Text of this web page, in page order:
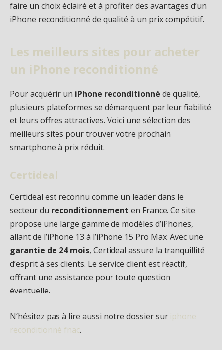
faire un choix éclairé et à profiter des avantages d’un
iPhone reconditionné de qualité à un prix compétitif.
Les meilleurs sites pour acheter
un iPhone reconditionné
Pour acquérir un iPhone reconditionné de qualité,
plusieurs plateformes se démarquent par leur fiabilité
et leurs offres attractives. Voici une sélection des
meilleurs sites pour trouver votre prochain
smartphone à prix réduit.
Certideal
Certideal est reconnu comme un leader dans le
secteur du reconditionnement en France. Ce site
propose une large gamme de modèles d’iPhones,
allant de l’iPhone 13 à l’iPhone 15 Pro Max. Avec une
garantie de 24 mois, Certideal assure la tranquillité
d’esprit à ses clients. Le service client est réactif,
offrant une assistance pour toute question
éventuelle.
N’hésitez pas à lire aussi notre dossier sur iphone
reconditionné fnac.